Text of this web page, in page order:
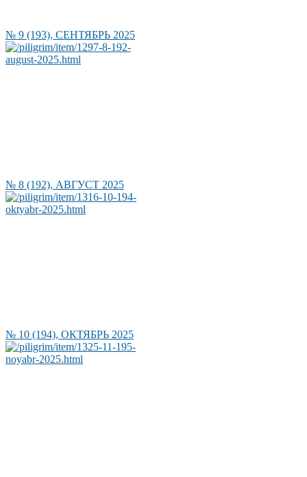
№ 9 (193), СЕНТЯБРЬ 2025
№ 8 (192), АВГУСТ 2025
№ 10 (194), ОКТЯБРЬ 2025